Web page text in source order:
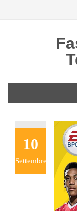
contenuto
10
Settembre